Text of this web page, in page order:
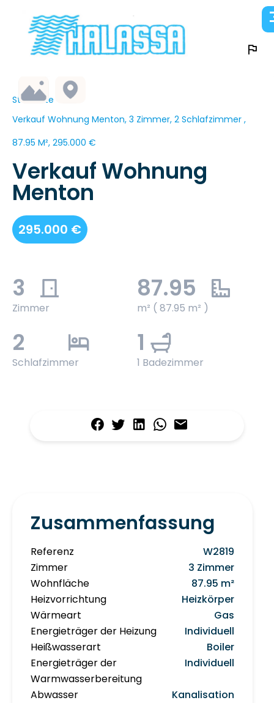
Startseite
Verkauf Wohnung Menton, 3 Zimmer, 2 Schlafzimmer ,
87.95 M², 295.000 €
Verkauf Wohnung
Menton
295.000 €
3
Zimmer
87.95
m² ( 87.95 m² )
2
Schlafzimmer
1
1 Badezimmer
Zusammenfassung
Referenz
W2819
Zimmer
3 Zimmer
Wohnfläche
87.95 m²
Heizvorrichtung
Heizkörper
Wärmeart
Gas
Energieträger der Heizung
Individuell
Heißwasserart
Boiler
Energieträger der
Warmwasserbereitung
Individuell
Abwasser
Kanalisation